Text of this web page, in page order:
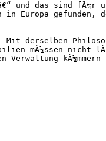
und das sind fÃ¼r
Europa gefunden,
Mit derselben
mÃ¼ssen nicht
kÃ¼mmern